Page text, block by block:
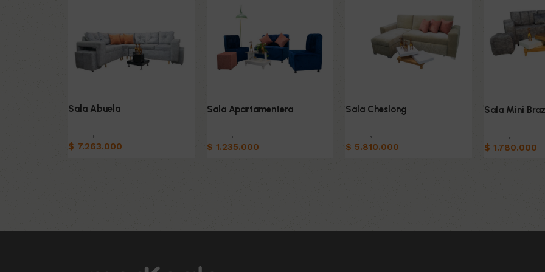
Sala Abuela
,
$ 7.263.000
Sala Apartamentera
,
$ 1.235.000
Sala Cheslong
,
$ 5.810.000
Sala Mini
,
$ 1.780.000